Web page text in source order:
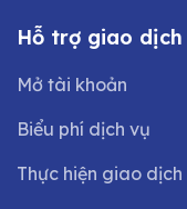
Hỗ trợ giao dịch
Mở tài khoản
Biểu phí dịch vụ
Thực hiện giao dịch